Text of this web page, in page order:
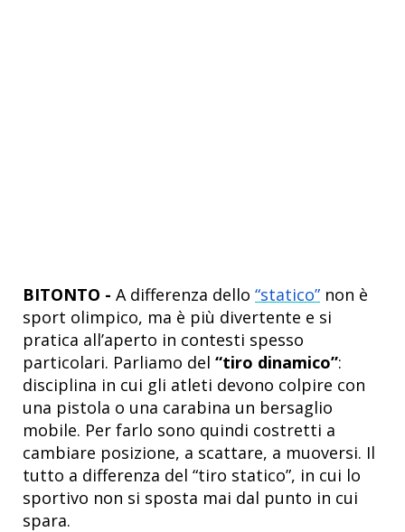
BITONTO - A differenza dello “statico” non è
sport olimpico, ma è più divertente e si
pratica all’aperto in contesti spesso
particolari. Parliamo del “tiro dinamico”:
disciplina in cui gli atleti devono colpire con
una pistola o una carabina un bersaglio
mobile. Per farlo sono quindi costretti a
cambiare posizione, a scattare, a muoversi. Il
tutto a differenza del “tiro statico”, in cui lo
sportivo non si sposta mai dal punto in cui
spara.